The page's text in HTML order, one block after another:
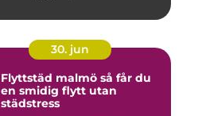
30. jun
Flyttstäd malmö så får du
en smidig flytt utan
städstress